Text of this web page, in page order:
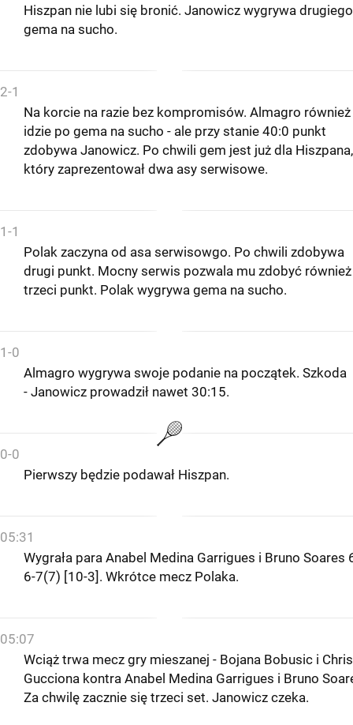
Hiszpan nie lubi się bronić. Janowicz wygrywa drugiego
gema na sucho.
2-1
Na korcie na razie bez kompromisów. Almagro również
idzie po gema na sucho - ale przy stanie 40:0 punkt
zdobywa Janowicz. Po chwili gem jest już dla Hiszpana,
który zaprezentował dwa asy serwisowe.
1-1
Polak zaczyna od asa serwisowgo. Po chwili zdobywa
drugi punkt. Mocny serwis pozwala mu zdobyć również
trzeci punkt. Polak wygrywa gema na sucho.
1-0
Almagro wygrywa swoje podanie na początek. Szkoda
- Janowicz prowadził nawet 30:15.
0-0
Pierwszy będzie podawał Hiszpan.
05:31
Wygrała para Anabel Medina Garrigues i Bruno Soares
6-7(7) [10-3]. Wkrótce mecz Polaka.
05:07
Wciąż trwa mecz gry mieszanej - Bojana Bobusic i Chris
Gucciona kontra Anabel Medina Garrigues i Bruno
Za chwilę zacznie się trzeci set. Janowicz czeka.